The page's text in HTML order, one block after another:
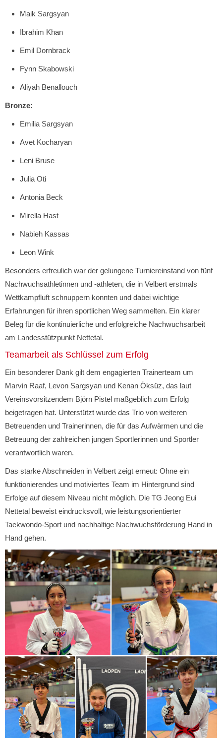
Maik Sargsyan
Ibrahim Khan
Emil Dornbrack
Fynn Skabowski
Aliyah Benallouch
Bronze:
Emilia Sargsyan
Avet Kocharyan
Leni Bruse
Julia Oti
Antonia Beck
Mirella Hast
Nabieh Kassas
Leon Wink
Besonders erfreulich war der gelungene Turniereinstand von fünf
Nachwuchsathletinnen und -athleten, die in Velbert erstmals
Wettkampfluft schnuppern konnten und dabei wichtige
Erfahrungen für ihren sportlichen Weg sammelten. Ein klarer
Beleg für die kontinuierliche und erfolgreiche Nachwuchsarbeit
am Landesstützpunkt Nettetal.
Teamarbeit als Schlüssel zum Erfolg
Ein besonderer Dank gilt dem engagierten Trainerteam um
Marvin Raaf, Levon Sargsyan und Kenan Öksüz, das laut
Vereinsvorsitzendem Björn Pistel maßgeblich zum Erfolg
beigetragen hat. Unterstützt wurde das Trio von weiteren
Betreuenden und Trainerinnen, die für das Aufwärmen und die
Betreuung der zahlreichen jungen Sportlerinnen und Sportler
verantwortlich waren.
Das starke Abschneiden in Velbert zeigt erneut: Ohne ein
funktionierendes und motiviertes Team im Hintergrund sind
Erfolge auf diesem Niveau nicht möglich. Die TG Jeong Eui
Nettetal beweist eindrucksvoll, wie leistungsorientierter
Taekwondo-Sport und nachhaltige Nachwuchsförderung Hand in
Hand gehen.